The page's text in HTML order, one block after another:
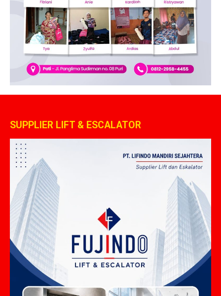
SUPPLIER LIFT & ESCALATOR